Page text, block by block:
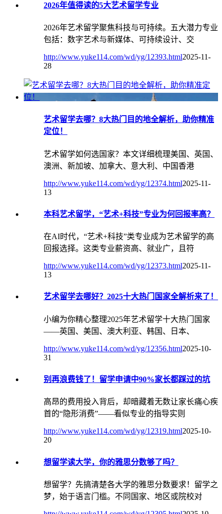
2026年值得读的5大艺术留学专业
2026年艺术留学聚焦科技与可持续。五大潜力专业
包括：数字艺术与新媒体、可持续设计、交
http://www.yuke114.com/wd/yg/12393.html2025-11-
28
艺术留学去哪？8大热门目的地全解析，助你精准
定位！
艺术留学如何选国家？本文详细梳理美国、英国、
澳洲、新加坡、加拿大、意大利、中国香港
http://www.yuke114.com/wd/yg/12374.html2025-11-
13
本科艺术留学，“艺术+科技”专业为何回报率高？
在AI时代，“艺术+科技”类专业成为艺术留学的高
回报选择。这类专业薪资高、就业广，且符
http://www.yuke114.com/wd/yg/12373.html2025-11-
13
艺术留学去哪好？2025十大热门国家全解析来了！
小编为你精心整理2025年艺术留学十大热门国家
——英国、美国、澳大利亚、韩国、日本、
http://www.yuke114.com/wd/yg/12356.html2025-10-
31
别再浪费钱了！留学申请中90%家长都踩过的坑​
高昂的费用投入背后，却暗藏着无数让家长痛心疾
首的“隐形消费”——看似专业的指导实则
http://www.yuke114.com/wd/yg/12319.html2025-10-
20
想留学读大学，你的雅思分数够了吗？
想留学？先搞清楚各大学的雅思分数要求！留学之
梦，始于语言门槛。不同国家、地区或院校对